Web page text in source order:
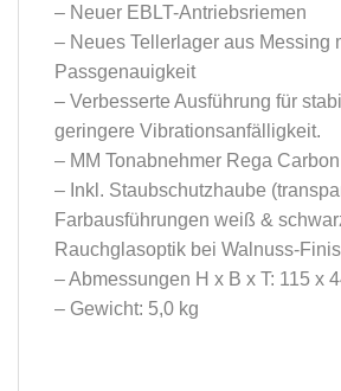
– Neuer EBLT-Antriebsriemen
– Neues Tellerlager aus Messing
Passgenauigkeit
– Verbesserte Ausführung für
geringere Vibrationsanfälligkeit.
– MM Tonabnehmer Rega
– Inkl. Staubschutzhaube
Farbausführungen weiß &
Rauchglasoptik bei Walnuss-
– Abmessungen H x B x T: 115 x
– Gewicht: 5,0 kg